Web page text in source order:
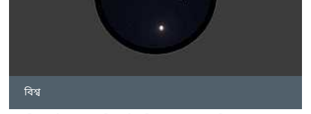
বিশ্ব